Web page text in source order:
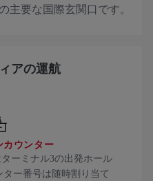
主要な国際玄関口です。
アの運航
カウンター
ーミナル3の出発ホール
ー番号は随時割り当て